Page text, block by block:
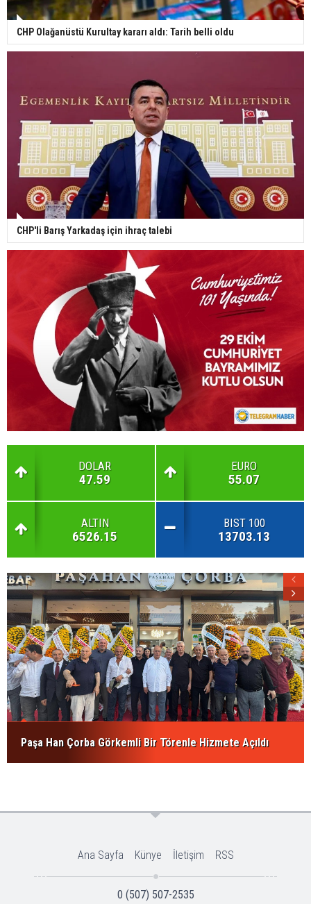
CHP Olağanüstü Kurultay kararı aldı: Tarih belli oldu
CHP'li Barış Yarkadaş için ihraç talebi
DOLAR
47.59
EURO
55.07
ALTIN
6526.15
BIST 100
13703.13
Paşa Han Çorba Görkemli Bir Törenle Hizmete Açıldı
Ana Sayfa Künye İletişim RSS
0 (507) 507-2535